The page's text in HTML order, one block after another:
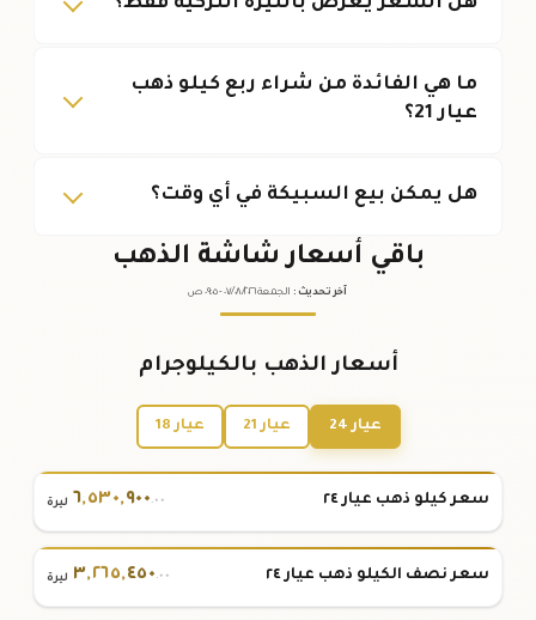
هل السعر يُعرض بالليرة التركية فقط؟
ما هي الفائدة من شراء ربع كيلو ذهب
عيار 21؟
هل يمكن بيع السبيكة في أي وقت؟
باقي أسعار شاشة الذهب
آخر تحديث : الجمعة ٠٧ /٠٨/٢٠٢٦ - ٠٩:٠٥ ص
أسعار الذهب بالكيلوجرام
عيار 24 عيار 21 عيار 18
سعر كيلو ذهب عيار ٢٤ ٦,٥٣٠,٩٠٠.٠٠ ليرة
سعر نصف الكيلو ذهب عيار ٢٤ ٣,٢٦٥,٤٥٠.٠٠ ليرة